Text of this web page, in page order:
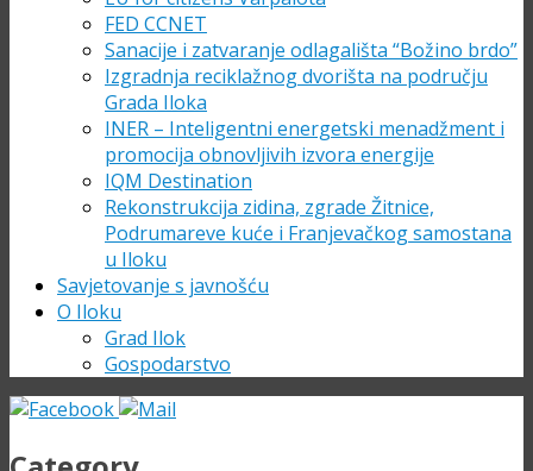
FED CCNET
Sanacije i zatvaranje odlagališta “Božino brdo”
Izgradnja reciklažnog dvorišta na području
Grada Iloka
INER – Inteligentni energetski menadžment i
promocija obnovljivih izvora energije
IQM Destination
Rekonstrukcija zidina, zgrade Žitnice,
Podrumareve kuće i Franjevačkog samostana
u Iloku
Savjetovanje s javnošću
O Iloku
Grad Ilok
Gospodarstvo